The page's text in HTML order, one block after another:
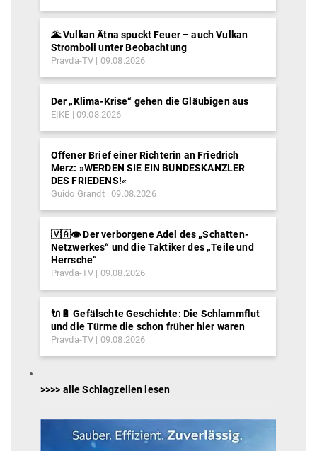
🌋 Vulkan Ätna spuckt Feuer – auch Vulkan
Stromboli unter Beobachtung
Pravda-TV 09.08.2026
Der „Klima-Krise“ gehen die Gläubigen aus
EIKE 09.08.2026
Offener Brief einer Richterin an Friedrich
Merz: »WERDEN SIE EIN BUNDESKANZLER
DES FRIEDENS!«
Guido Grandt 09.08.2026
🇻🇦👁️ Der verborgene Adel des „Schatten-
Netzwerkes“ und die Taktiker des „Teile und
Herrsche“
Pravda-TV 09.08.2026
🔌🔋 Gefälschte Geschichte: Die Schlammflut
und die Türme die schon früher hier waren
Pravda-TV 09.08.2026
>>>> alle Schlagzeilen lesen